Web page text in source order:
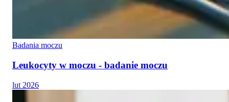
Badania moczu
Leukocyty w moczu - badanie moczu
lut 2026